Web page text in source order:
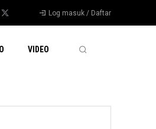
Log masuk / Daftar
VIDEO